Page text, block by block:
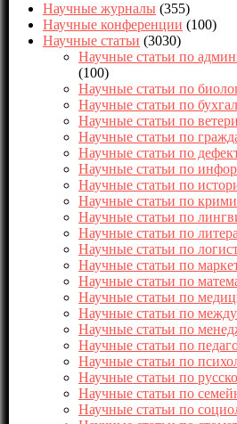
Научные журналы (355)
Научные конференции (100)
Научные статьи (3030)
Научные статьи по
(100)
Научные статьи по
Научные статьи по
Научные статьи по
Научные статьи по
Научные статьи по
Научные статьи по
Научные статьи по
Научные статьи по
Научные статьи по
Научные статьи по
Научные статьи по
Научные статьи по
Научные статьи по
Научные статьи по
Научные статьи по
Научные статьи по
Научные статьи по
Научные статьи по
Научные статьи по
Научные статьи по
Научные статьи по